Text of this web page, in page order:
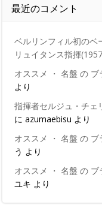
最近のコメント
ベルリンフィル初の
リュイタンス指揮
オススメ ・ 名盤 の
より
指揮者セルジュ・チェ
に azumaebisu より
オススメ ・ 名盤 の
う より
オススメ ・ 名盤 の
ユキ より